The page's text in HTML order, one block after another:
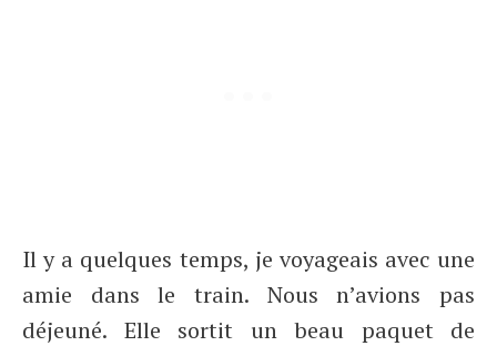
Il y a quelques temps, je voyageais avec une
amie dans le train. Nous n’avions pas
déjeuné. Elle sortit un beau paquet de